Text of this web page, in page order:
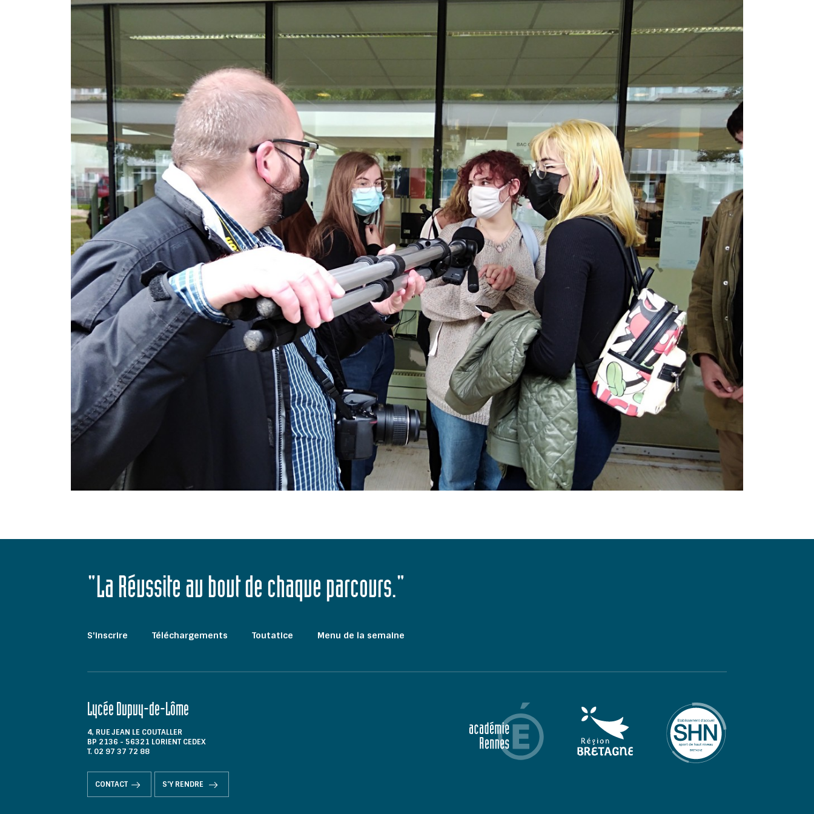
"La Réussite au bout de chaque parcours."
S'inscrire Téléchargements Toutatice Menu de la semaine
Lycée Dupuy-de-Lôme
4, RUE JEAN LE COUTALLER
BP 2136 - 56321 LORIENT CEDEX
T. 02 97 37 72 88
CONTACT S'Y RENDRE